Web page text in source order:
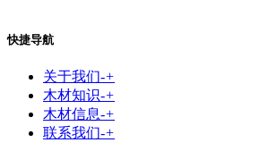
快捷导航
关于我们-+
木材知识-+
木材信息-+
联系我们-+